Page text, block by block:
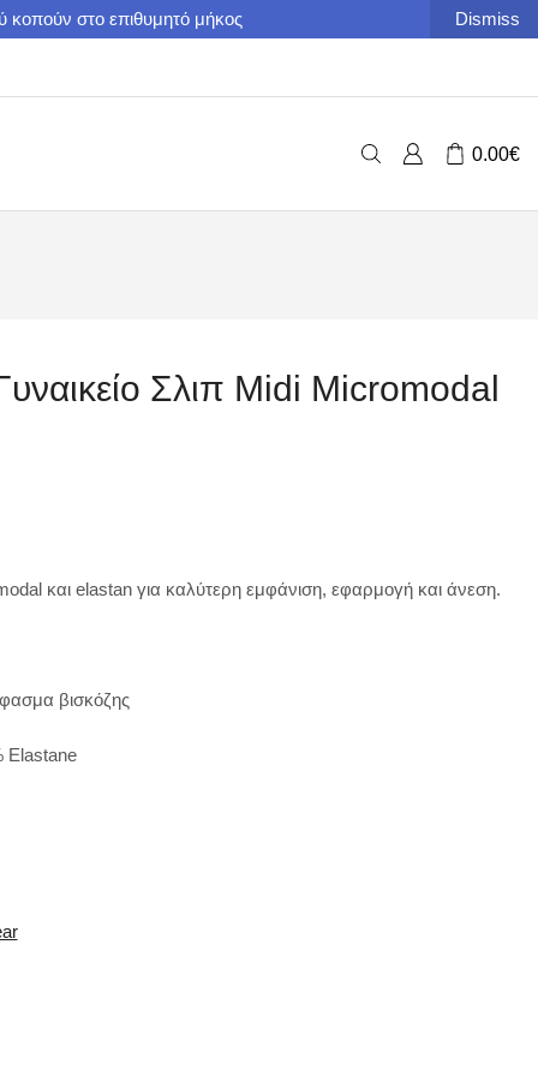
κοπούν στο επιθυμητό μήκος Dismiss
0.00€
Σλιπ Midi Micromodal
και elastan για καλύτερη εμφάνιση, εφαρμογή και άνεση.
βισκόζης
Elastane